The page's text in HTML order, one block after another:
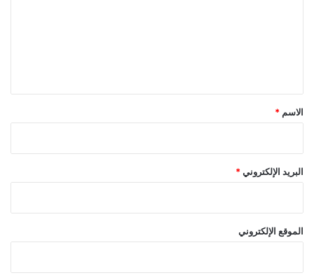
*
الاسم *
البريد الإلكتروني *
الموقع الإلكتروني